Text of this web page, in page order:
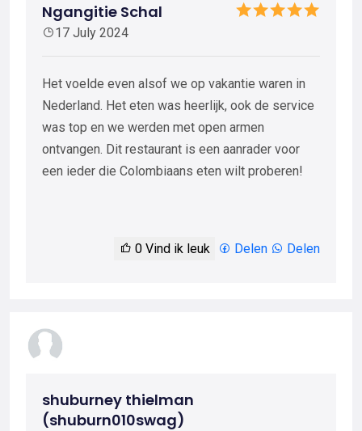
Ngangitie Schal
17 July 2024
Het voelde even alsof we op vakantie waren in
Nederland. Het eten was heerlijk, ook de service
was top en we werden met open armen
ontvangen. Dit restaurant is een aanrader voor
een ieder die Colombiaans eten wilt proberen!
0 Vind ik leuk Delen Delen
shuburney thielman
(shuburn010swag)